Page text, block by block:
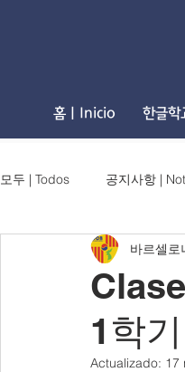
홈 | Inicio 한글
모두 | Todos 공지사항 |
1학
바르셀로
Actualizado: 17